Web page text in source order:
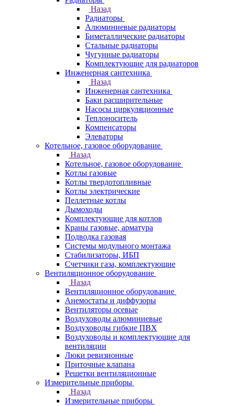
Назад
Радиаторы
Алюминиевые радиаторы
Биметаллические радиаторы
Стальные радиаторы
Чугунные радиаторы
Комплектующие для радиаторов
Инженерная сантехника
Назад
Инженерная сантехника
Баки расширительные
Насосы циркуляционные
Теплоноситель
Компенсаторы
Элеваторы
Котельное, газовое оборудование
Назад
Котельное, газовое оборудование
Котлы газовые
Котлы твердотопливные
Котлы электрические
Пеллетные котлы
Дымоходы
Комплектующие для котлов
Краны газовые, арматура
Подводка газовая
Системы модульного монтажа
Стабилизаторы, ИБП
Счетчики газа, комплектующие
Вентиляционное оборудование
Назад
Вентиляционное оборудование
Анемостаты и диффузоры
Вентиляторы осевые
Воздуховоды алюминиевые
Воздуховоды гибкие ПВХ
Воздуховоды и комплектующие для
вентиляции
Люки ревизионные
Приточные клапана
Решетки вентиляционные
Измерительные приборы
Назад
Измерительные приборы